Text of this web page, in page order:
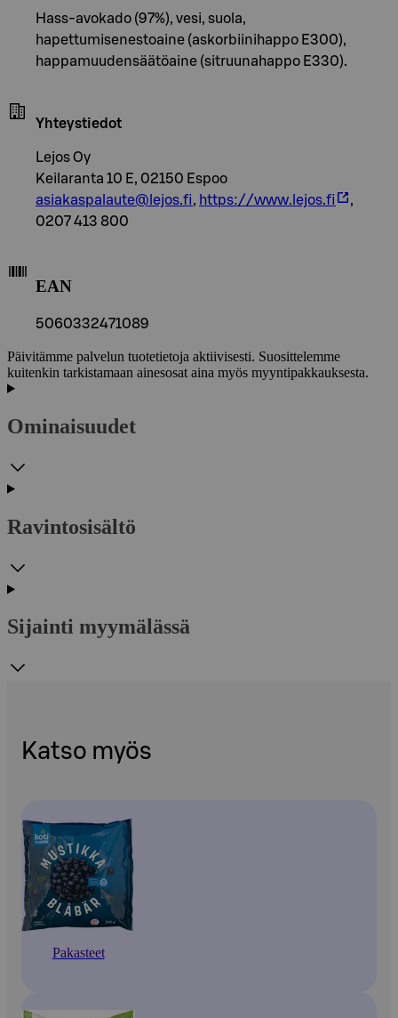
Hass-avokado (97%), vesi, suola,
hapettumisenestoaine (askorbiinihappo E300),
happamuudensäätöaine (sitruunahappo E330).
Yhteystiedot
Lejos Oy
Keilaranta 10 E, 02150 Espoo
asiakaspalaute@lejos.fi, https://www.lejos.fi
,
0207 413 800
EAN
5060332471089
Päivitämme palvelun tuotetietoja aktiivisesti. Suosittelemme
kuitenkin tarkistamaan ainesosat aina myös myyntipakkauksesta.
Ominaisuudet
Ravintosisältö
Sijainti myymälässä
Katso myös
Pakasteet